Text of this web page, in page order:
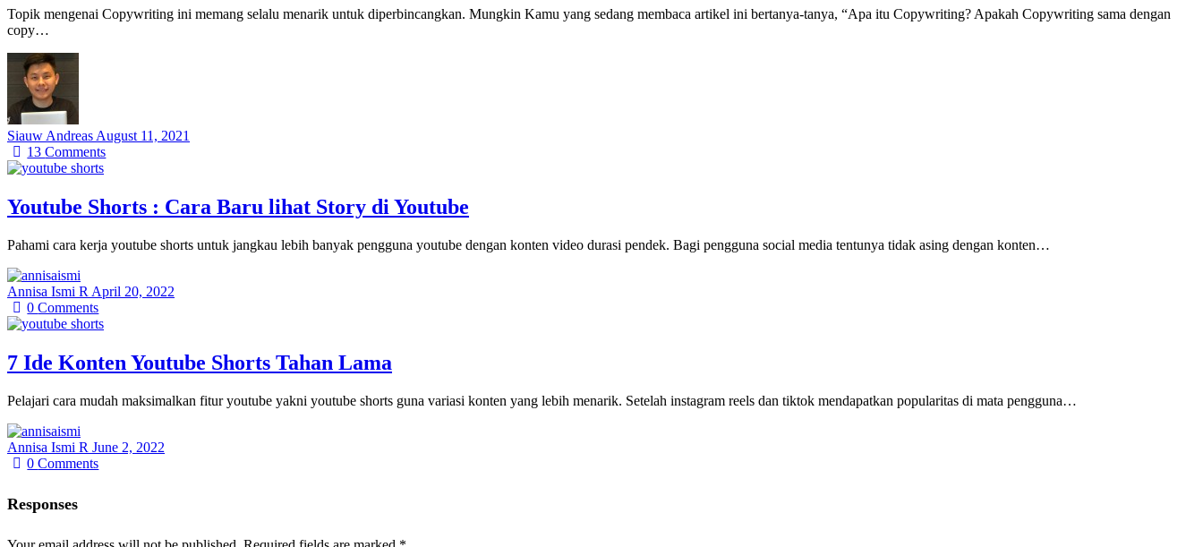
Topik mengenai Copywriting ini memang selalu menarik untuk diperbincangkan. Mungkin Kamu yang sedang membaca artikel ini bertanya-tanya, “Apa itu Copywriting? Apakah Copywriting sama dengan
copy…
Siauw Andreas August 11, 2021
13Comments
Youtube Shorts : Cara Baru lihat Story di Youtube
Pahami cara kerja youtube shorts untuk jangkau lebih banyak pengguna youtube dengan konten video durasi pendek. Bagi pengguna social media tentunya tidak asing dengan konten…
Annisa Ismi R April 20, 2022
0Comments
7 Ide Konten Youtube Shorts Tahan Lama
Pelajari cara mudah maksimalkan fitur youtube yakni youtube shorts guna variasi konten yang lebih menarik. Setelah instagram reels dan tiktok mendapatkan popularitas di mata pengguna…
Annisa Ismi R June 2, 2022
0Comments
Responses